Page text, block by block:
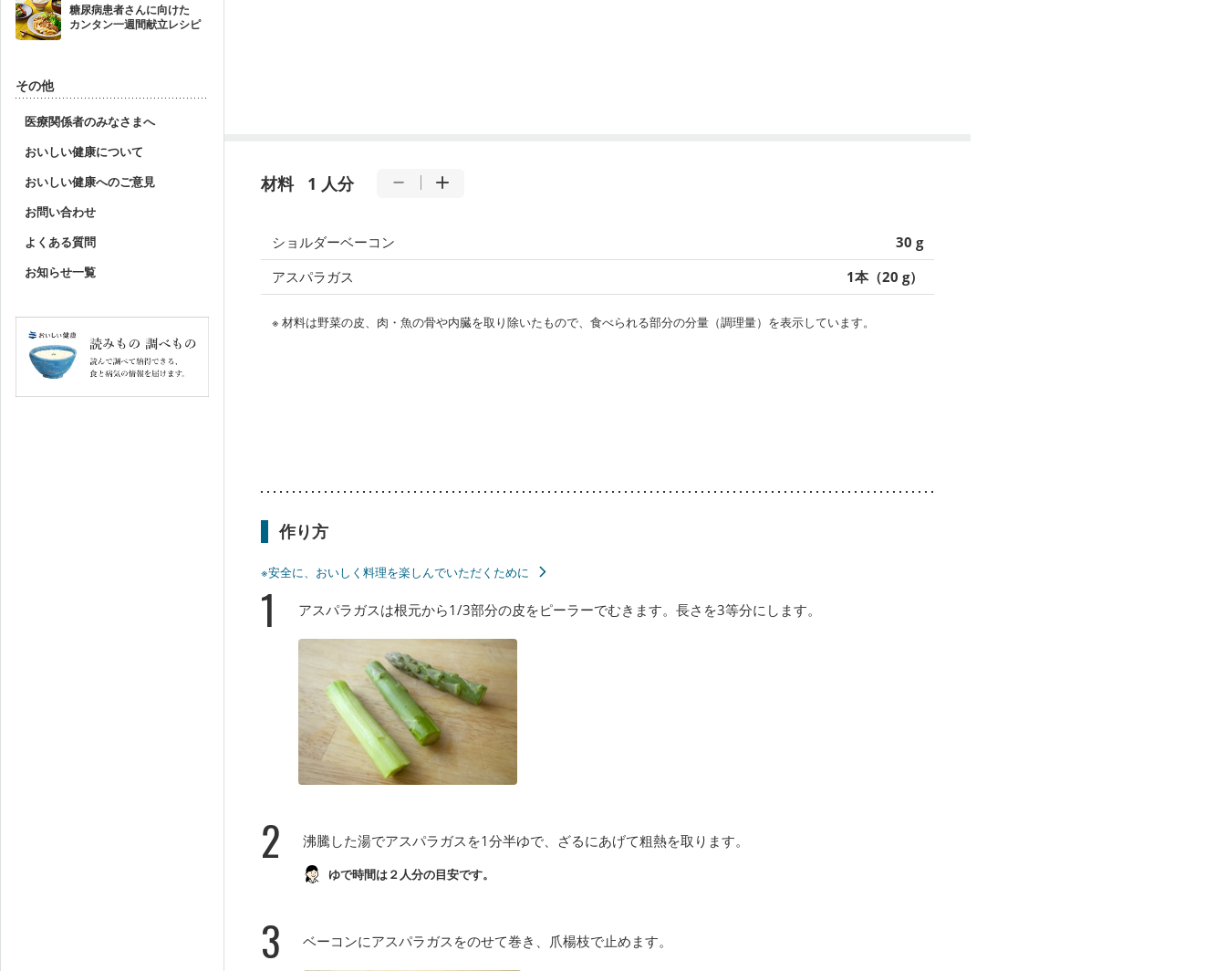
糖尿病患者さんに向けた
カンタン一週間献立レシピ
その他
医療関係者のみなさまへ
おいしい健康について
おいしい健康へのご意見
お問い合わせ
よくある質問
お知らせ一覧
材料 1 人分
ショルダーベーコン
30 g
アスパラガス
1本（20 g）
※ 材料は野菜の皮、肉・魚の骨や内臓を取り除いたもので、食べられる部分の分量（調理量）を表示しています。
作り方
※安全に、おいしく料理を楽しんでいただくために
1 アスパラガスは根元から1/3部分の皮をピーラーでむきます。長さを3等分にします。
2 沸騰した湯でアスパラガスを1分半ゆで、ざるにあげて粗熱を取ります。
ゆで時間は２人分の目安です。
3 ベーコンにアスパラガスをのせて巻き、爪楊枝で止めます。